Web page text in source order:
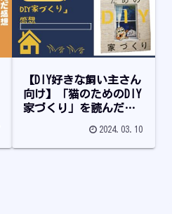
【DIY好きな飼い主さん
向け】「猫のためのDIY
家づくり」を読んだ感
2024.03.10